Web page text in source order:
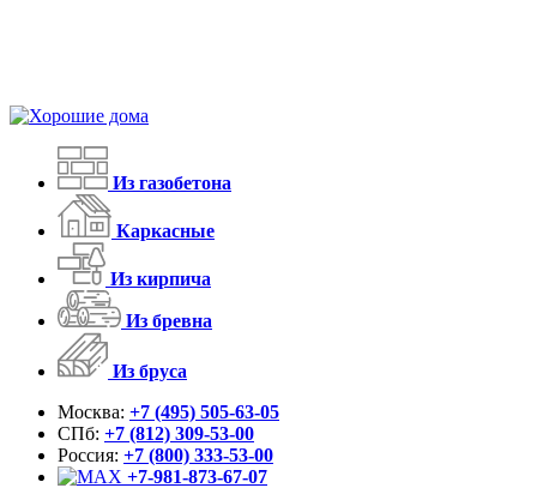
Из газобетона
Каркасные
Из кирпича
Из бревна
Из бруса
Москва: +7 (495) 505-63-05
СПб: +7 (812) 309-53-00
Россия: +7 (800) 333-53-00
+7-981-873-67-07